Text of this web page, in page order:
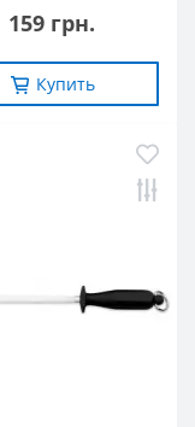
159 грн.
Купить